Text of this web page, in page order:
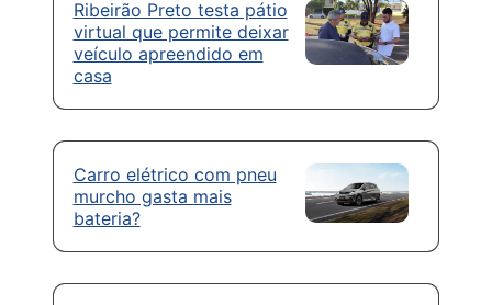
Ribeirão Preto testa pátio
virtual que permite deixar
veículo apreendido em
casa
Carro elétrico com pneu
murcho gasta mais
bateria?